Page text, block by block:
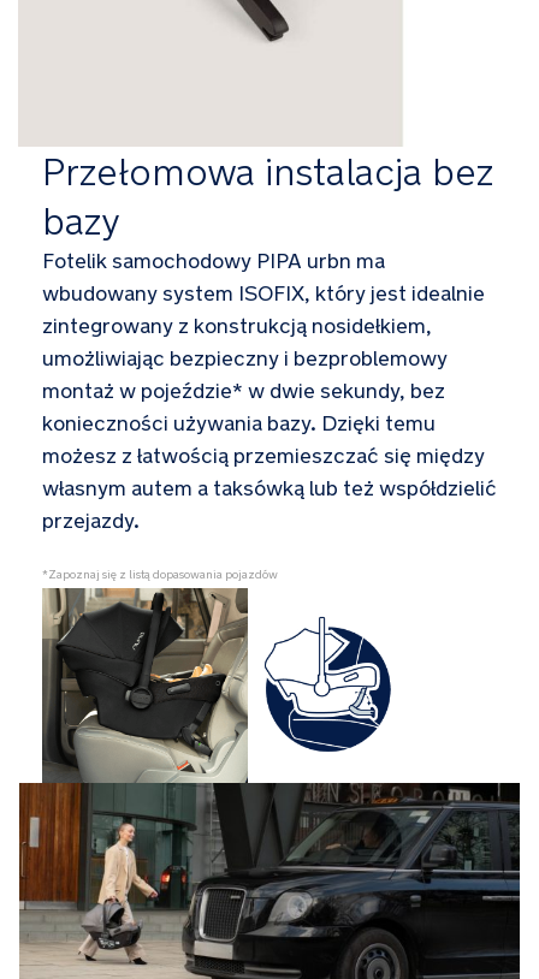
Przełomowa instalacja bez
bazy
Fotelik samochodowy PIPA urbn ma
wbudowany system ISOFIX, który jest idealnie
zintegrowany z konstrukcją nosidełkiem,
umożliwiając bezpieczny i bezproblemowy
montaż w pojeździe* w dwie sekundy, bez
konieczności używania bazy. Dzięki temu
możesz z łatwością przemieszczać się między
własnym autem a taksówką lub też współdzielić
przejazdy.
*Zapoznaj się z listą dopasowania pojazdów